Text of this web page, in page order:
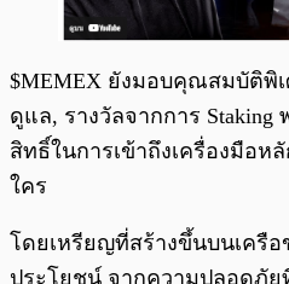
$MEMEX ยังมอบคุณสมบัติพิ
ดูแล, รางวัลจากการ Staking
สิทธิ์ในการเข้าถึงเครื่องมือ
ใคร
โดยเหรียญที่สร้างขึ้นบนเครือ
ประโยชน์ จากความปลอดภั